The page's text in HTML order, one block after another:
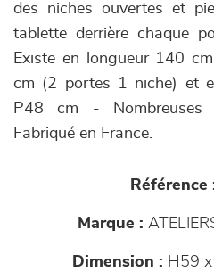
des niches ouvertes et
tablette derrière chaque
Existe en longueur 140
cm (2 portes 1 niche) et
P48 cm - Nombreuses
Fabriqué en France.
Référence
Marque :
Dimension : H59